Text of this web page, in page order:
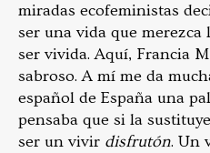
miradas ecofeministas
ser una vida que merezca
ser vivida. Aquí, Francia
sabroso. A mí me da
español de España una
pensaba que si la
ser un vivir disfrutón. Un